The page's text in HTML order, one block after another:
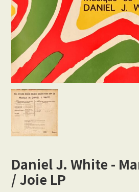
Jazz
Brazil
Latin/World
Vocal
Rock/Beat
Japan
CONTACT
Daniel J. White -
/ Joie LP